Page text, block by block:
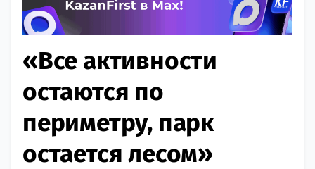
«Все активности
остаются по
периметру, парк
остается лесом»